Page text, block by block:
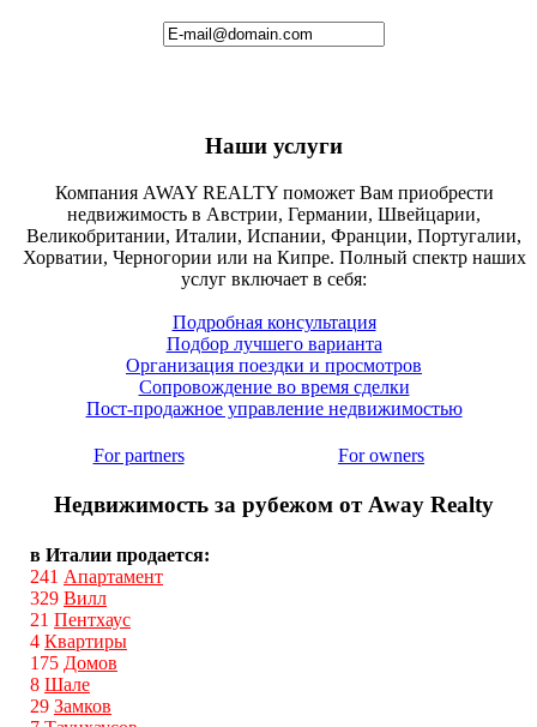
Наши услуги
Компания AWAY REALTY поможет Вам приобрести
недвижимость в Австрии, Германии, Швейцарии,
Великобритании, Италии, Испании, Франции, Португалии,
Хорватии, Черногории или на Кипре. Полный спектр наших
услуг включает в себя:
Подробная консультация
Подбор лучшего варианта
Организация поездки и просмотров
Сопровождение во время сделки
Пост-продажное управление недвижимостью
For partners For owners
Недвижимость за рубежом от Away Realty
в Италии продается:
241 Апартамент
329 Вилл
21 Пентхаус
4 Квартиры
175 Домов
8 Шале
29 Замков